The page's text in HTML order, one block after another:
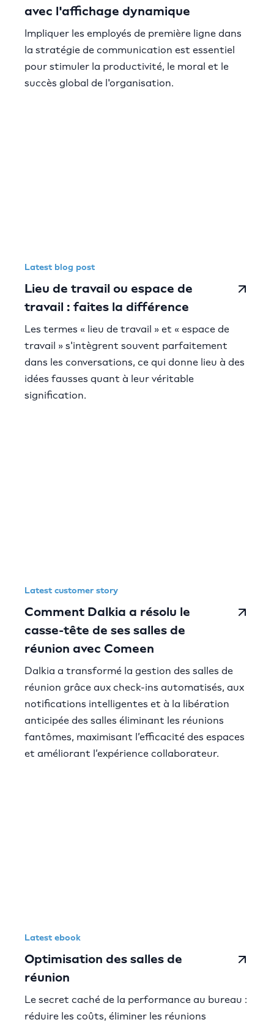
avec l'affichage dynamique
Impliquer les employés de première ligne dans
la stratégie de communication est essentiel
pour stimuler la productivité, le moral et le
succès global de l'organisation.
Latest blog post
Lieu de travail ou espace de
travail : faites la différence
Les termes « lieu de travail » et « espace de
travail » s'intègrent souvent parfaitement
dans les conversations, ce qui donne lieu à des
idées fausses quant à leur véritable
signification.
Latest customer story
Comment Dalkia a résolu le
casse-tête de ses salles de
réunion avec Comeen
Dalkia a transformé la gestion des salles de
réunion grâce aux check-ins automatisés, aux
notifications intelligentes et à la libération
anticipée des salles éliminant les réunions
fantômes, maximisant l’efficacité des espaces
et améliorant l’expérience collaborateur.
Latest ebook
Optimisation des salles de
réunion
Le secret caché de la performance au bureau :
réduire les coûts, éliminer les réunions